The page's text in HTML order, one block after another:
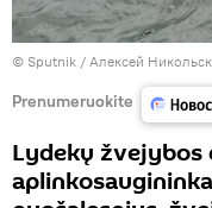
© Sputnik / Алексей
Prenumeruokite
Lydekų žvejybos